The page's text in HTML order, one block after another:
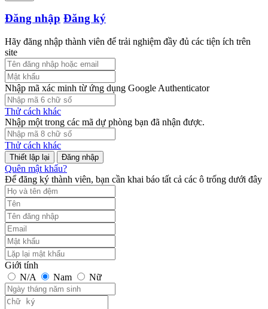
Đăng nhập Đăng ký
Hãy đăng nhập thành viên để trải nghiệm đầy đủ các tiện ích trên
site
Nhập mã xác minh từ ứng dụng Google Authenticator
Thử cách khác
Nhập một trong các mã dự phòng bạn đã nhận được.
Thử cách khác
Đăng nhập
Quên mật khẩu?
Để đăng ký thành viên, bạn cần khai báo tất cả các ô trống dưới đây
Giới tính
N/A
Nam Nữ